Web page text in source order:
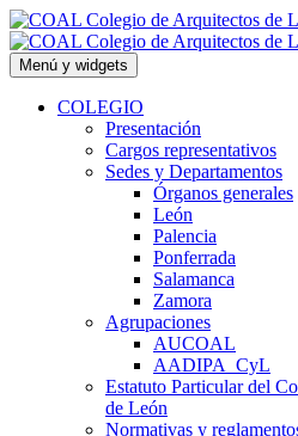
Saltar
al
contenido
Menú y widgets
COLEGIO
Presentación
Cargos representativos
Sedes y Departamentos
Órganos generales
León
Palencia
Ponferrada
Salamanca
Zamora
Agrupaciones
AUCOAL
AADIPA_CyL
Estatuto Particular del
de León
Normativas y